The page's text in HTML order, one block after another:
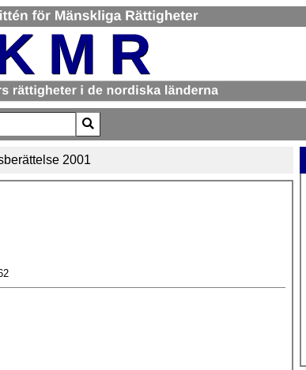
characters for results.
2001